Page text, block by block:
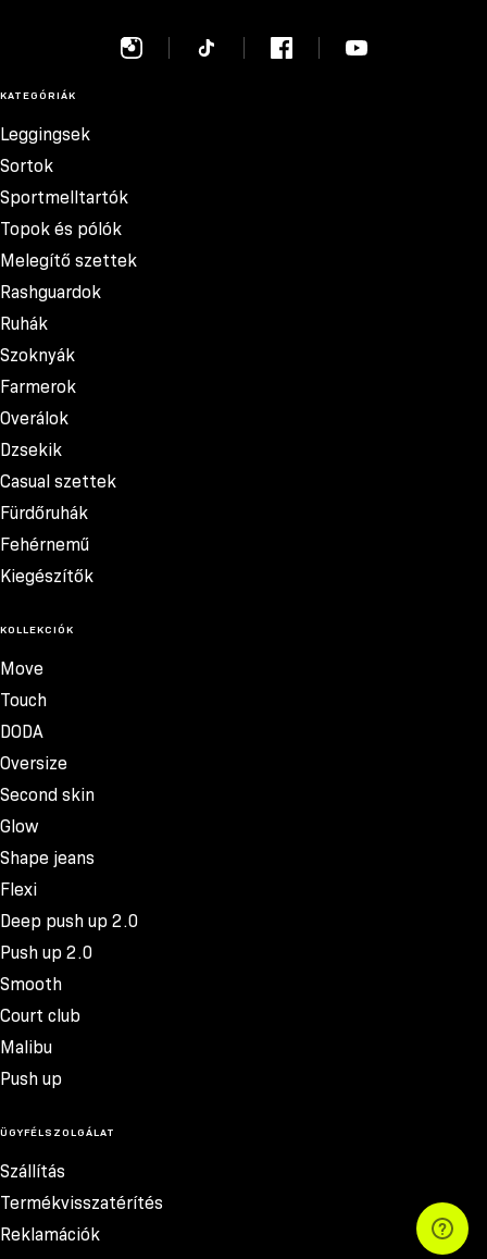
KATEGÓRIÁK
Leggingsek
Sortok
Sportmelltartók
Topok és pólók
Melegítő szettek
Rashguardok
Ruhák
Szoknyák
Farmerok
Overálok
Dzsekik
Casual szettek
Fürdőruhák
Fehérnemű
Kiegészítők
KOLLEKCIÓK
Move
Touch
DODA
Oversize
Second skin
Glow
Shape jeans
Flexi
Deep push up 2.0
Push up 2.0
Smooth
Court club
Malibu
Push up
ÜGYFÉLSZOLGÁLAT
Szállítás
Termékvisszatérítés
Reklamációk